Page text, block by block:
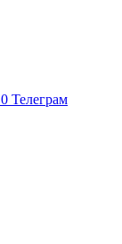
0 Телеграм